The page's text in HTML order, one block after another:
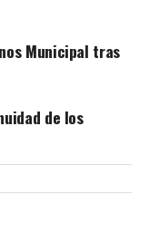
Municipal tras
de los